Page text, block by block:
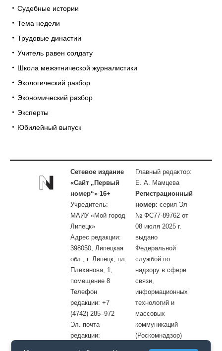
Судебные истории
Тема недели
Трудовые династии
Учитель равен солдату
Школа межэтнической журналистики
Экологический разбор
Экономический разбор
Эксперты
Юбилейный выпуск
Сетевое издание
«Сайт „Первый
номер“» 16+
Учредитель:
МАИУ «Мой город
Липецк»
Адрес редакции:
398050, Липецкая
обл., г. Липецк, пл.
Плеханова, 1,
помещение 8
Телефон
редакции: +7
(4742) 285–972
Эл. почта
редакции:
Главный редактор:
Е. А. Мамцева
Регистрационный
номер: серия Эл
№ ФС77-89762 от
08 июля 2025 г.
выдано
Федеральной
службой по
надзору в сфере
связи,
информационных
технологий и
массовых
коммуникаций
(Роскомнадзор)